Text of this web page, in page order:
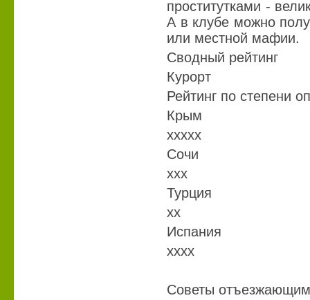
проститутками -
А в клубе можно
или местной мафии.
Сводный рейтинг
Курорт
Рейтинг по степени
Крым
ххххх
Сочи
ххх
Турция
хх
Испания
хххх
Советы отъезжающим